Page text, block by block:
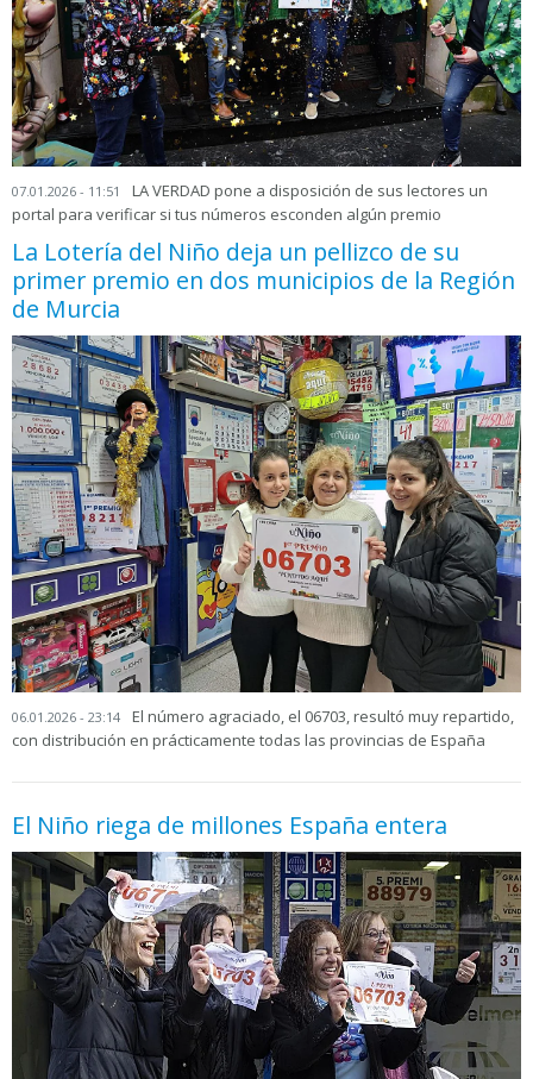
07.01.2026 - 11:51
LA VERDAD pone a disposición de sus lectores un
portal para verificar si tus números esconden algún premio
La Lotería del Niño deja un pellizco de su
primer premio en dos municipios de la Región
de Murcia
06.01.2026 - 23:14
El número agraciado, el 06703, resultó muy repartido,
con distribución en prácticamente todas las provincias de España
El Niño riega de millones España entera